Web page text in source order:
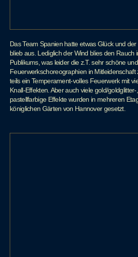
Das Team Spanien hatte etwas Glück und
blieb aus. Lediglich der Wind blies den Rauch
Publikums, was leider die z.T. sehr schöne
Feuerwerkschoreographien in Mitleidenschaft
teils ein Temperament-volles Feuerwerk mit
Knall-Effekten. Aber auch viele gold/
pastellfarbige Effekte wurden in mehreren
königlichen Gärten von Hannover gesetzt.